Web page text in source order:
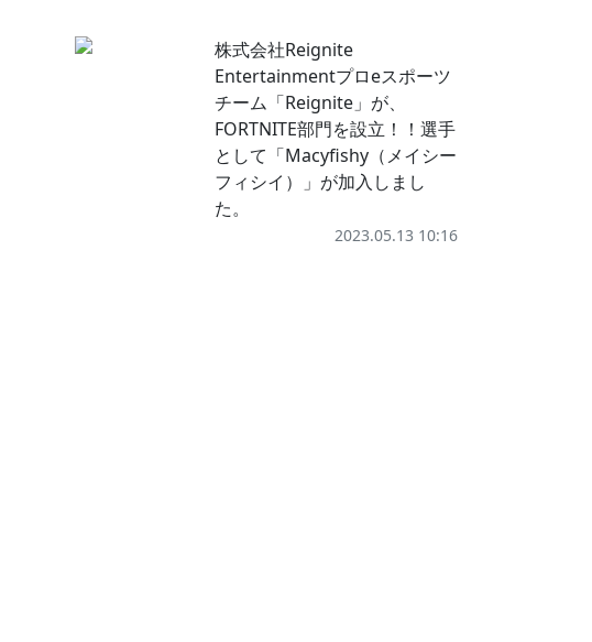
株式会社Reignite
Entertainmentプロeスポーツ
チーム「Reignite」が、
FORTNITE部門を設立！！選手
として「Macyfishy（メイシー
フィシイ）」が加入しまし
た。
2023.05.13 10:16